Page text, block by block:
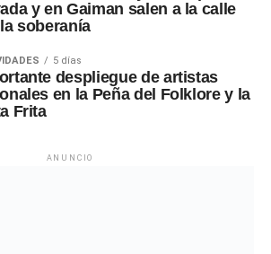
y en Gaiman salen a la calle
soberanía
5 días
despliegue de artistas
en la Peña del Folklore y la
Frita
ANUNCIO